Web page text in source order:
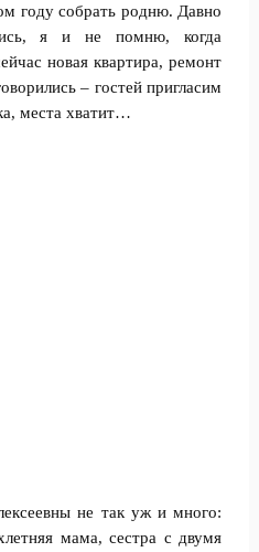
году собрать родню. Давно
я и не помню, когда
новая квартира, ремонт
– гостей пригласим
места хватит…
не так уж и много:
мама, сестра с двумя